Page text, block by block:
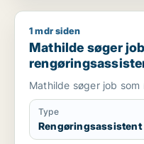
Mathilde søger job som
1 mdr siden
Mathilde søger
Mathilde søger job
Type
Rengøringsassistent